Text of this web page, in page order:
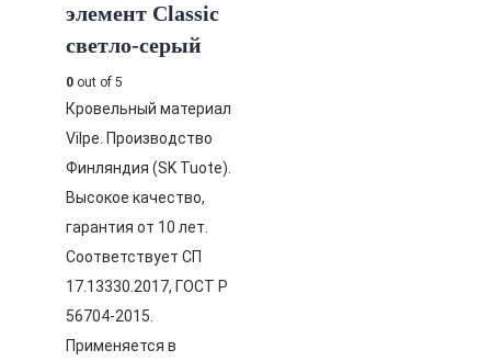
элемент Classic
светло-серый
0 out of 5
Кровельный материал
Vilpe. Производство
Финляндия (SK Tuote).
Высокое качество,
гарантия от 10 лет.
Соответствует СП
17.13330.2017, ГОСТ Р
56704-2015.
Применяется в